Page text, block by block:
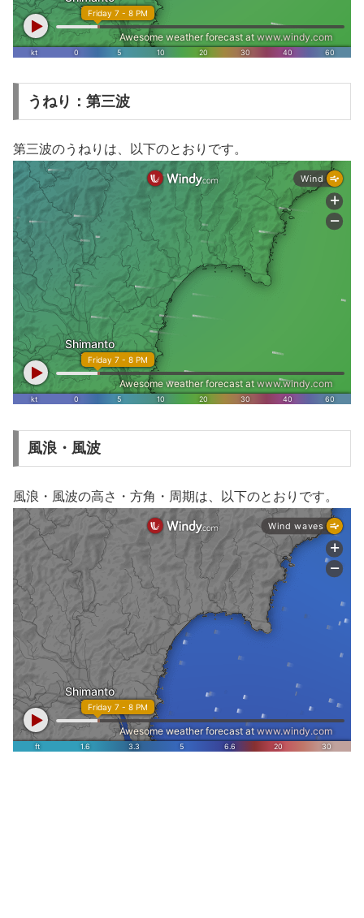
うねり：第三波
第三波のうねりは、以下のとおりです。
風浪・風波
風浪・風波の高さ・方角・周期は、以下のとおりです。